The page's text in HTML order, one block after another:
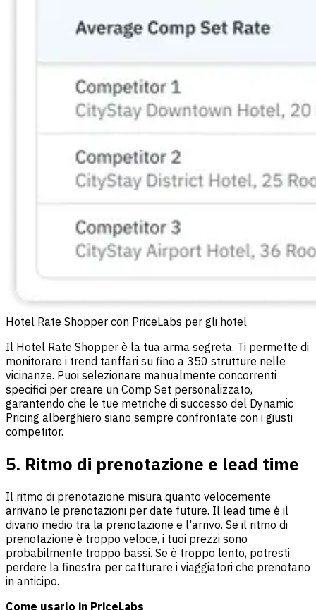
Hotel Rate Shopper con PriceLabs per gli hotel
Il Hotel Rate Shopper è la tua arma segreta. Ti permette di
monitorare i trend tariffari su fino a 350 strutture nelle
vicinanze. Puoi selezionare manualmente concorrenti
specifici per creare un Comp Set personalizzato,
garantendo che le tue metriche di successo del Dynamic
Pricing alberghiero siano sempre confrontate con i giusti
competitor.
5. Ritmo di prenotazione e lead time
Il ritmo di prenotazione misura quanto velocemente
arrivano le prenotazioni per date future. Il lead time è il
divario medio tra la prenotazione e l'arrivo. Se il ritmo di
prenotazione è troppo veloce, i tuoi prezzi sono
probabilmente troppo bassi. Se è troppo lento, potresti
perdere la finestra per catturare i viaggiatori che prenotano
in anticipo.
Come usarlo in PriceLabs